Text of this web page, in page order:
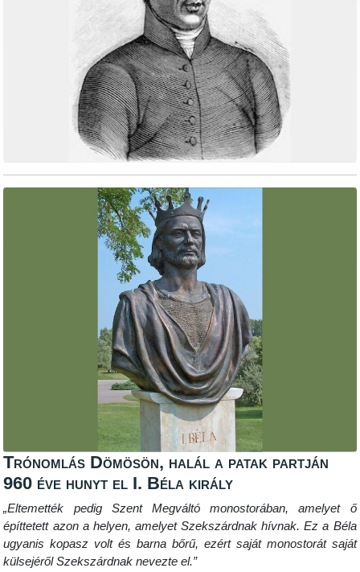
Trónomlás Dömösön, halál a patak partján
960 éve hunyt el I. Béla király
„Eltemették pedig Szent Megváltó monostorában, amelyet ő
építtetett azon a helyen, amelyet Szekszárdnak hívnak. Ez a Béla
ugyanis kopasz volt és barna bőrű, ezért saját monostorát saját
külsejéről Szekszárdnak nevezte el.”